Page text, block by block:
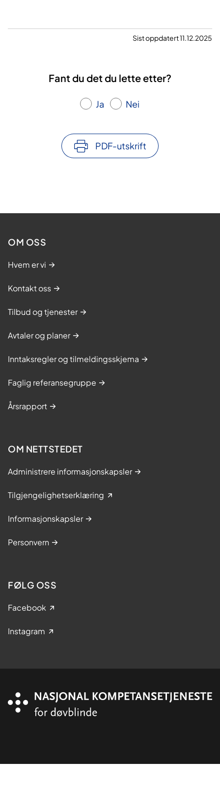
Sist oppdatert 11.12.2025
Fant du det du lette etter?
Ja Nei
PDF-utskrift
OM OSS
Hvem er vi
Kontakt oss
Tilbud og tjenester
Avtaler og planer
Inntaksregler og tilmeldingsskjema
Faglig referansegruppe
Årsrapport
OM NETTSTEDET
Administrere informasjonskapsler
Tilgjengelighetserklæring
Informasjonskapsler
Personvern
FØLG OSS
Facebook
Instagram